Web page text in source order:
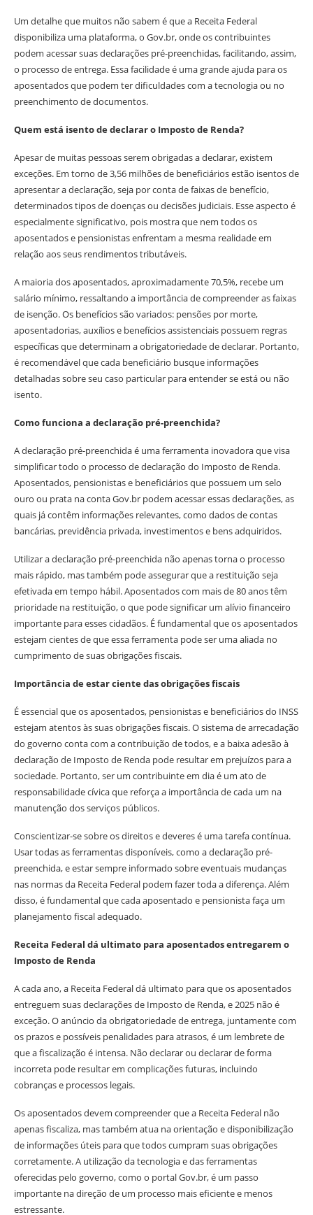
Um detalhe que muitos não sabem é que a Receita Federal
disponibiliza uma plataforma, o Gov.br, onde os contribuintes
podem acessar suas declarações pré-preenchidas, facilitando, assim,
o processo de entrega. Essa facilidade é uma grande ajuda para os
aposentados que podem ter dificuldades com a tecnologia ou no
preenchimento de documentos.
Quem está isento de declarar o Imposto de Renda?
Apesar de muitas pessoas serem obrigadas a declarar, existem
exceções. Em torno de 3,56 milhões de beneficiários estão isentos de
apresentar a declaração, seja por conta de faixas de benefício,
determinados tipos de doenças ou decisões judiciais. Esse aspecto é
especialmente significativo, pois mostra que nem todos os
aposentados e pensionistas enfrentam a mesma realidade em
relação aos seus rendimentos tributáveis.
A maioria dos aposentados, aproximadamente 70,5%, recebe um
salário mínimo, ressaltando a importância de compreender as faixas
de isenção. Os benefícios são variados: pensões por morte,
aposentadorias, auxílios e benefícios assistenciais possuem regras
específicas que determinam a obrigatoriedade de declarar. Portanto,
é recomendável que cada beneficiário busque informações
detalhadas sobre seu caso particular para entender se está ou não
isento.
Como funciona a declaração pré-preenchida?
A declaração pré-preenchida é uma ferramenta inovadora que visa
simplificar todo o processo de declaração do Imposto de Renda.
Aposentados, pensionistas e beneficiários que possuem um selo
ouro ou prata na conta Gov.br podem acessar essas declarações, as
quais já contêm informações relevantes, como dados de contas
bancárias, previdência privada, investimentos e bens adquiridos.
Utilizar a declaração pré-preenchida não apenas torna o processo
mais rápido, mas também pode assegurar que a restituição seja
efetivada em tempo hábil. Aposentados com mais de 80 anos têm
prioridade na restituição, o que pode significar um alívio financeiro
importante para esses cidadãos. É fundamental que os aposentados
estejam cientes de que essa ferramenta pode ser uma aliada no
cumprimento de suas obrigações fiscais.
Importância de estar ciente das obrigações fiscais
É essencial que os aposentados, pensionistas e beneficiários do INSS
estejam atentos às suas obrigações fiscais. O sistema de arrecadação
do governo conta com a contribuição de todos, e a baixa adesão à
declaração de Imposto de Renda pode resultar em prejuízos para a
sociedade. Portanto, ser um contribuinte em dia é um ato de
responsabilidade cívica que reforça a importância de cada um na
manutenção dos serviços públicos.
Conscientizar-se sobre os direitos e deveres é uma tarefa contínua.
Usar todas as ferramentas disponíveis, como a declaração pré-
preenchida, e estar sempre informado sobre eventuais mudanças
nas normas da Receita Federal podem fazer toda a diferença. Além
disso, é fundamental que cada aposentado e pensionista faça um
planejamento fiscal adequado.
Receita Federal dá ultimato para aposentados entregarem o
Imposto de Renda
A cada ano, a Receita Federal dá ultimato para que os aposentados
entreguem suas declarações de Imposto de Renda, e 2025 não é
exceção. O anúncio da obrigatoriedade de entrega, juntamente com
os prazos e possíveis penalidades para atrasos, é um lembrete de
que a fiscalização é intensa. Não declarar ou declarar de forma
incorreta pode resultar em complicações futuras, incluindo
cobranças e processos legais.
Os aposentados devem compreender que a Receita Federal não
apenas fiscaliza, mas também atua na orientação e disponibilização
de informações úteis para que todos cumpram suas obrigações
corretamente. A utilização da tecnologia e das ferramentas
oferecidas pelo governo, como o portal Gov.br, é um passo
importante na direção de um processo mais eficiente e menos
estressante.